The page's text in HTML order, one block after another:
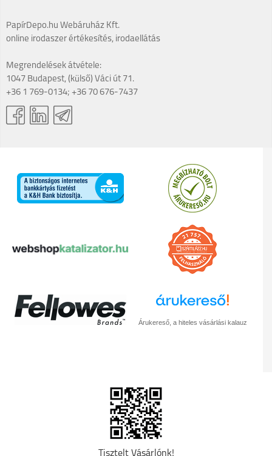
PapírDepo.hu Webáruház Kft.
online irodaszer értékesítés, irodaellátás
Megrendelések átvétele:
1047 Budapest, (külső) Váci út 71.
+36 1 769-0134; +36 70 676-7437
Árukereső, a hiteles vásárlási kalauz
Tisztelt Vásárlónk!